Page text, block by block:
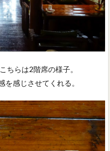
ちらは2階席の様子。
を感じさせてくれる。